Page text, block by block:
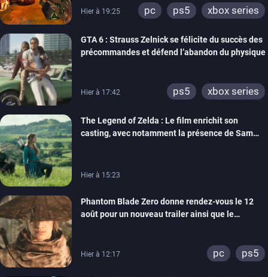
Hier à 19:25 pc ps5 xbox series
GTA 6 : Strauss Zelnick se félicite du succès des
précommandes et défend l’abandon du physique
Hier à 17:42 ps5 xbox series
The Legend of Zelda : Le film enrichit son
casting, avec notamment la présence de Sam
Hier à 15:23
Phantom Blade Zero donne rendez-vous le 12
août pour un nouveau trailer ainsi que le
Hier à 12:17 pc ps5